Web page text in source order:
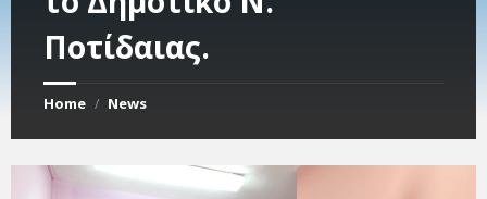
Ποτίδαιας.
Home / News